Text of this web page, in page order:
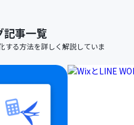
記事一覧
する方法を詳しく解説していま